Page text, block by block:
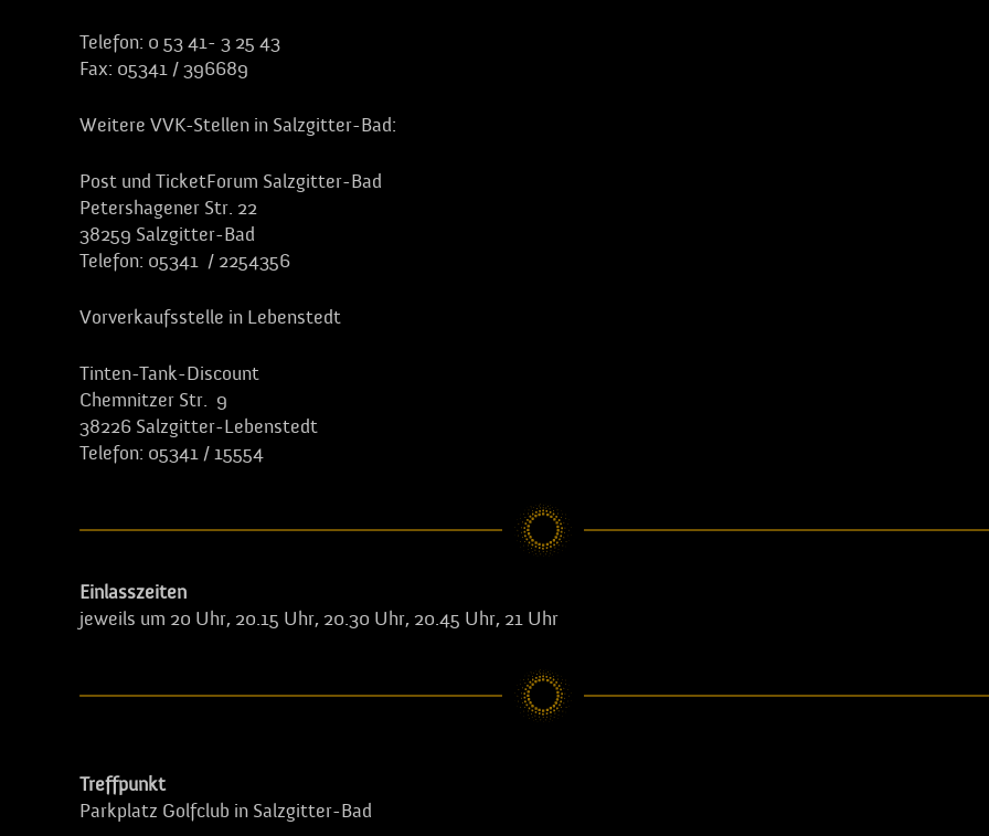
Telefon: 0 53 41- 3 25 43
Fax: 05341 / 396689
Weitere VVK-Stellen in Salzgitter-Bad:
Post und TicketForum Salzgitter-Bad
Petershagener Str. 22
38259 Salzgitter-Bad
Telefon: 05341 / 2254356
Vorverkaufsstelle in Lebenstedt
Tinten-Tank-Discount
Chemnitzer Str. 9
38226 Salzgitter-Lebenstedt
Telefon: 05341 / 15554
Einlasszeiten
jeweils um 20 Uhr, 20.15 Uhr, 20.30 Uhr, 20.45 Uhr, 21 Uhr
Treffpunkt
Parkplatz Golfclub in Salzgitter-Bad